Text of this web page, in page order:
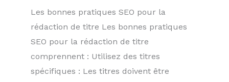
Les bonnes pratiques SEO pour la
rédaction de titre Les bonnes pratiques
SEO pour la rédaction de titre
comprennent : Utilisez des titres
spécifiques : Les titres doivent être